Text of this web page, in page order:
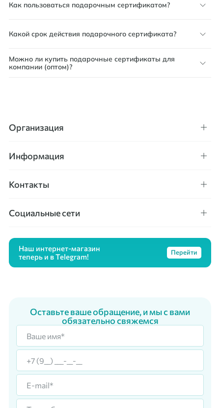
Как пользоваться подарочным сертификатом?
Какой срок действия подарочного сертификата?
Можно ли купить подарочные сертификаты для
компании (оптом)?
Организация
Информация
Контакты
Социальные сети
Наш интернет-магазин
теперь и в Telegram!
Перейти
Оставьте ваше обращение, и мы с вами
обязательно свяжемся